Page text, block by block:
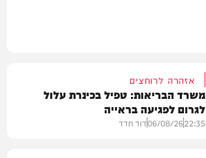
אזהרה לרוחצים
משרד הבריאות: טפיל בכינרת עלול
לגרום לפגיעה בראייה
22:35
06/08/26דוד חדד